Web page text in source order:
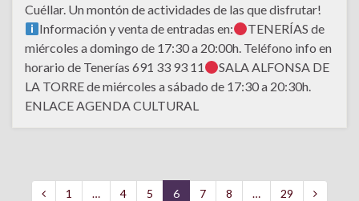
Cuéllar. Un montón de actividades de las que disfrutar!
Información y venta de entradas en:
TENERÍAS de
miércoles a domingo de 17:30 a 20:00h. Teléfono info en
horario de Tenerías 691 33 93 11
SALA ALFONSA DE
LA TORRE de miércoles a sábado de 17:30 a 20:30h.
ENLACE AGENDA CULTURAL
1 … 4 5 6 7 8 … 29